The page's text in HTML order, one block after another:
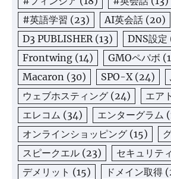
#英語学習 (23) AI英会話 (20)
D3 PUBLISHER(13) DNS設定
Frontwing (14) GMOペパボ
Macaron (30) SPO-X(24)
ウェブホスティング (24) エア
エレコム (34) エンターグラム
オンラインショッピング (15)
スピークエル (23) セキュリティ
デメリット (15) ドメイン取得